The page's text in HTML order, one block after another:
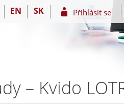
EN SK Přihlásit se
– Kvido